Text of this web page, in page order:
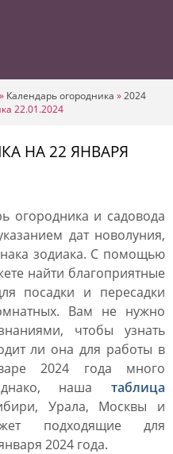
» Календарь огородника »2024
22.01.2024
НА 22 ЯНВАРЯ
огородника и садовода
дат новолуния,
зодиака. С помощью
найти благоприятные
посадки и пересадки
Вам не нужно
чтобы узнать
ли она для работы в
2024 года много
наша таблица
Урала, Москвы и
подходящие для
2024 года.